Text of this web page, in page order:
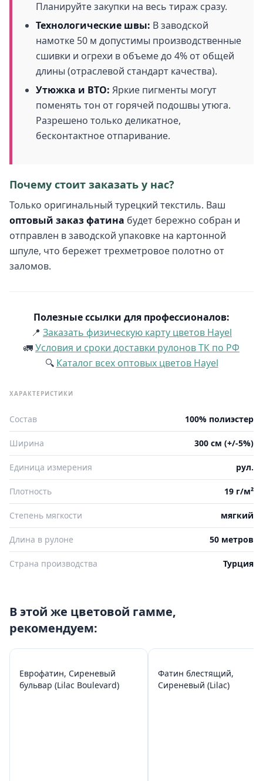
Планируйте закупки на весь тираж сразу.
Технологические швы: В заводской
намотке 50 м допустимы производственные
сшивки и огрехи в объеме до 4% от общей
длины (отраслевой стандарт качества).
Утюжка и ВТО: Яркие пигменты могут
поменять тон от горячей подошвы утюга.
Разрешено только деликатное,
бесконтактное отпаривание.
Почему стоит заказать у нас?
Только оригинальный турецкий текстиль. Ваш
оптовый заказ фатина будет бережно собран и
отправлен в заводской упаковке на картонной
шпуле, что бережет трехметровое полотно от
заломов.
Полезные ссылки для профессионалов:
📍 Заказать физическую карту цветов Hayel
🚛Условия и сроки доставки рулонов ТК по РФ
🔍 Каталог всех оптовых цветов Hayel
ХАРАКТЕРИСТИКИ
Состав 100% полиэстер
Ширина 300 см (+/-5%)
Единица измерения рул.
Плотность 19 г/м²
Степень мягкости мягкий
Длина в рулоне 50 метров
Страна производства Турция
В этой же цветовой гамме,
рекомендуем:
Еврофатин, Сиреневый
бульвар (Lilac Boulevard)
Фатин блестящий,
Сиреневый (Lilac)